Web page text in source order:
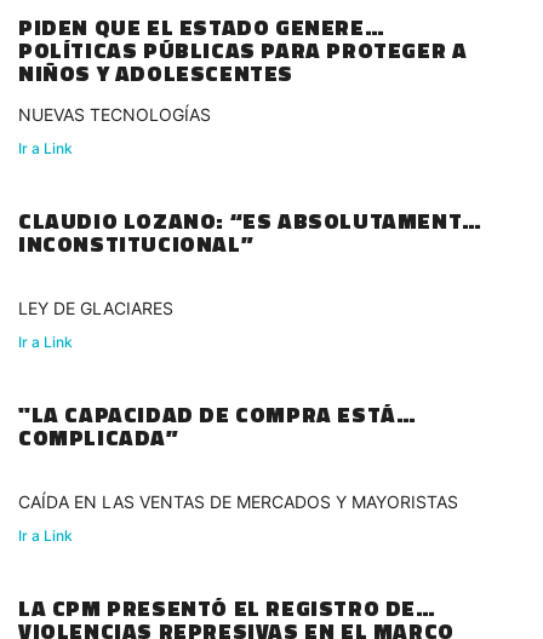
PIDEN QUE EL ESTADO GENERE
POLÍTICAS PÚBLICAS PARA PROTEGER A
NIÑOS Y ADOLESCENTES
NUEVAS TECNOLOGÍAS
Ir a Link
CLAUDIO LOZANO: “ES ABSOLUTAMENTE
INCONSTITUCIONAL”
LEY DE GLACIARES
Ir a Link
"LA CAPACIDAD DE COMPRA ESTÁ
COMPLICADA”
CAÍDA EN LAS VENTAS DE MERCADOS Y MAYORISTAS
Ir a Link
LA CPM PRESENTÓ EL REGISTRO DE
VIOLENCIAS REPRESIVAS EN EL MARCO